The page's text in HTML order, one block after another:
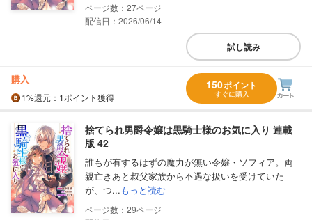
27
配信日：2026/06/14
試し読み
購入
1%還元 ：1ポイント獲得
150ポイント
すぐに購入
捨てられ男爵令嬢は黒騎士様のお気に入り 連載
版 42
誰もが有するはずの魔力が無い令嬢・ソフィア。両
親亡きあと叔父家族から不遇な扱いを受けていた
が、つ...もっと読む
29